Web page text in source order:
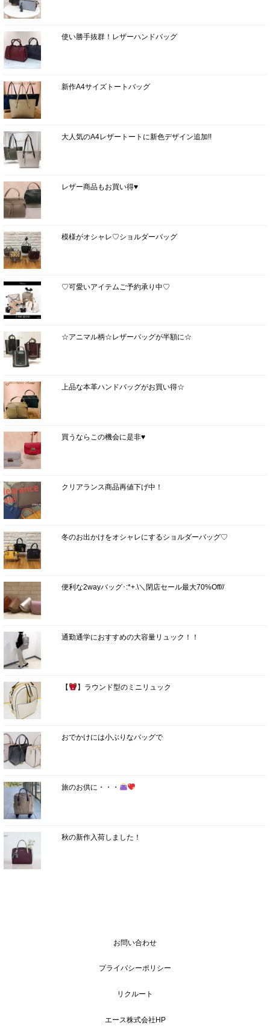
使い勝手抜群！レザーハンドバッグ
新作A4サイズトートバッグ
大人気のA4レザートートに新色デザイン追加!!
レザー商品もお買い得♥
模様がオシャレ♡ショルダーバッグ
♡可愛いアイテムご予約承り中♡
☆アニマル柄☆レザーバッグが半額に☆
上品な本革ハンドバッグがお買い得☆
買うならこの機会に是非♥
クリアランス商品再値下げ中！
冬のお出かけをオシャレにするショルダーバッグ♡
便利な2wayバッグ･:*+.\＼閉店セール最大70%Off//
通勤通学におすすめの大容量リュック！！
【 】ラウンド型のミニリュック
おでかけには小ぶりなバッグで
旅のお供に・・・
秋の新作入荷しました！
お問い合わせ
プライバシーポリシー
リクルート
エース株式会社HP